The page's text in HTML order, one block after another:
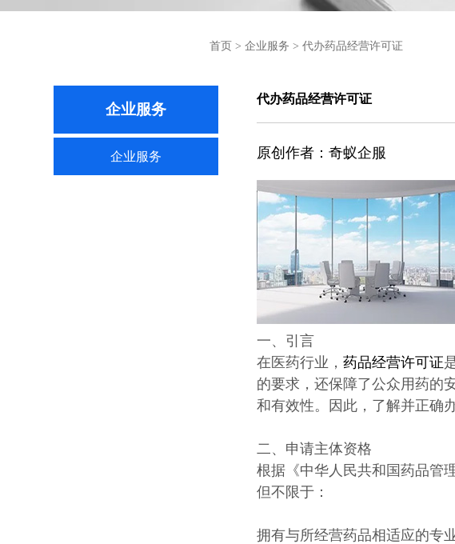
首页 > 企业服务 > 代办药品经营许可证
企业服务
企业服务
代办药品经营许可证
原创作者：奇蚁企服
一、引言
在医药行业，药品经营许可证
的要求，还保障了公众用药的
和有效性。因此，了解并正确
二、申请主体资格
根据《中华人民共和国药品管
但不限于：
拥有与所经营药品相适应的专